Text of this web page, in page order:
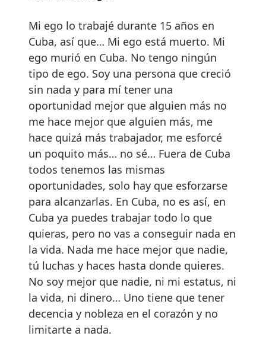
Mi ego lo trabajé durante 15 años en
Cuba, así que… Mi ego está muerto. Mi
ego murió en Cuba. No tengo ningún
tipo de ego. Soy una persona que creció
sin nada y para mí tener una
oportunidad mejor que alguien más no
me hace mejor que alguien más, me
hace quizá más trabajador, me esforcé
un poquito más… no sé… Fuera de Cuba
todos tenemos las mismas
oportunidades, solo hay que esforzarse
para alcanzarlas. En Cuba, no es así, en
Cuba ya puedes trabajar todo lo que
quieras, pero no vas a conseguir nada en
la vida. Nada me hace mejor que nadie,
tú luchas y haces hasta donde quieres.
No soy mejor que nadie, ni mi estatus, ni
la vida, ni dinero… Uno tiene que tener
decencia y nobleza en el corazón y no
limitarte a nada.